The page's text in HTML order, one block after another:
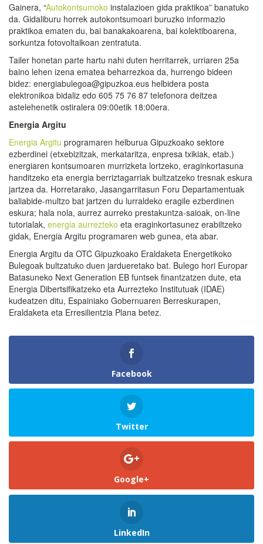
Gainera, “Autokontsumoko instalazioen gida praktikoa” banatuko
da. Gidaliburu horrek autokontsumoari buruzko informazio
praktikoa ematen du, bai banakakoarena, bai kolektiboarena,
sorkuntza fotovoltaikoan zentratuta.
Tailer honetan parte hartu nahi duten herritarrek, urriaren 25a
baino lehen izena ematea beharrezkoa da, hurrengo bideen
bidez: energiabulegoa@gipuzkoa.eus helbidera posta
elektronikoa bidaliz edo 605 75 76 87 telefonora deitzea
astelehenetik ostiralera 09:00etik 18:00era.
Energia Argitu
Energia Argitu programaren helburua Gipuzkoako sektore
ezberdinei (etxebizitzak, merkataritza, enpresa txikiak, etab.)
energiaren kontsumoaren murrizketa lortzeko, eraginkortasuna
handitzeko eta energia berriztagarriak bultzatzeko tresnak eskura
jartzea da. Horretarako, Jasangarritasun Foru Departamentuak
baliabide-multzo bat jartzen du lurraldeko eragile ezberdinen
eskura; hala nola, aurrez aurreko prestakuntza-saioak, on-line
tutorialak, energia aurrezteko eta eraginkortasunez erabiltzeko
gidak, Energia Argitu programaren web gunea, eta abar.
Energia Argitu da OTC Gipuzkoako Eraldaketa Energetikoko
Bulegoak bultzatuko duen jardueretako bat. Bulego hori Europar
Batasuneko Next Generation EB funtsek finantzatzen dute, eta
Energia Dibertsifikatzeko eta Aurrezteko Institutuak (IDAE)
kudeatzen ditu, Espainiako Gobernuaren Berreskurapen,
Eraldaketa eta Erresilientzia Plana betez.
Facebook
Twitter
Google+
LinkedIn